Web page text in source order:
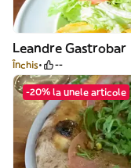
Leandre Gastrobar
Închis --
-20% la unele articole